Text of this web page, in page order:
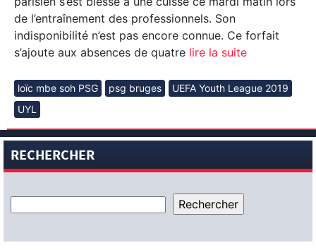
de l’entraînement des professionnels. Son
indisponibilité n’est pas encore connue. Ce forfait
s’ajoute aux absences de quatre lire la suite
loïc mbe soh PSG psg bruges
UEFA Youth League 2019
UYL
RECHERCHER